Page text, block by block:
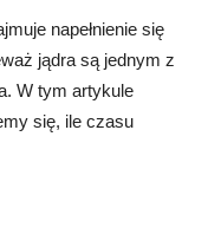
napełnienie się
jądra są jednym z
W tym artykule
się, ile czasu